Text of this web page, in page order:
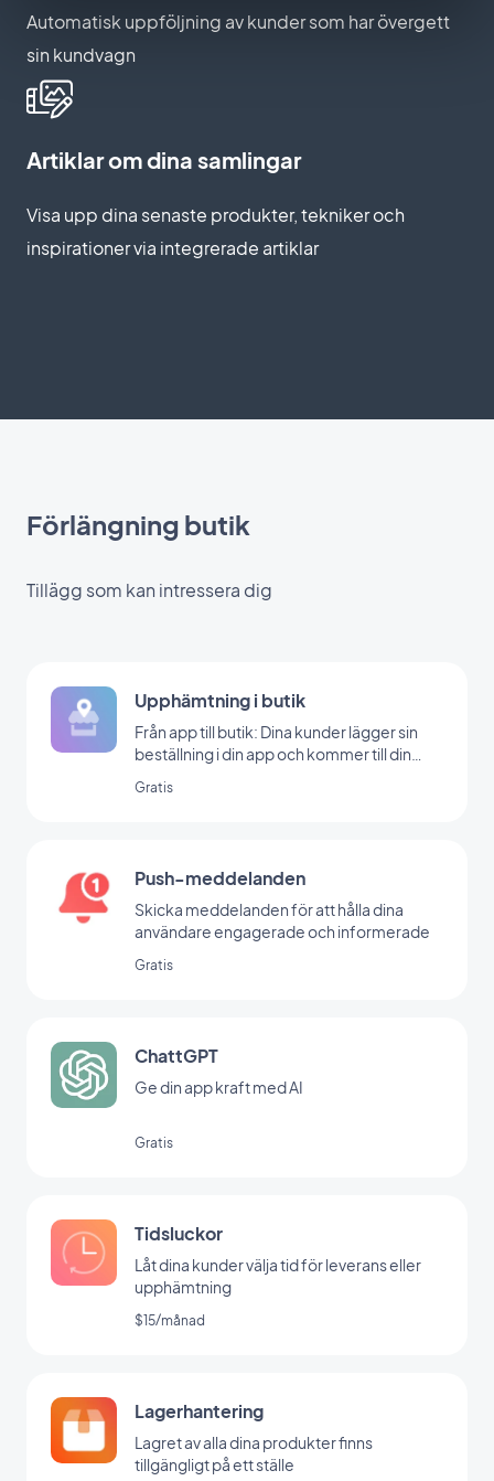
Automatisk uppföljning av kunder som har övergett
sin kundvagn
Artiklar om dina samlingar
Visa upp dina senaste produkter, tekniker och
inspirationer via integrerade artiklar
Förlängning butik
Tillägg som kan intressera dig
Upphämtning i butik
Från app till butik: Dina kunder lägger sin
beställning i din app och kommer till din
Gratis
Push-meddelanden
Skicka meddelanden för att hålla dina
användare engagerade och informerade
Gratis
ChattGPT
Ge din app kraft med AI
Gratis
Tidsluckor
Låt dina kunder välja tid för leverans eller
upphämtning
$15/månad
Lagerhantering
Lagret av alla dina produkter finns
tillgängligt på ett ställe